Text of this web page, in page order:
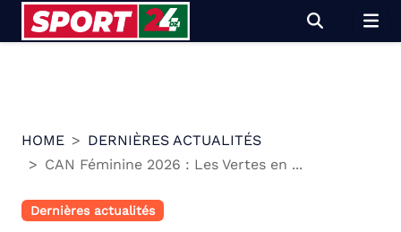
HOME
DERNIÈRES ACTUALITÉS
CAN Féminine 2026 : Les Vertes en ...
Dernières actualités